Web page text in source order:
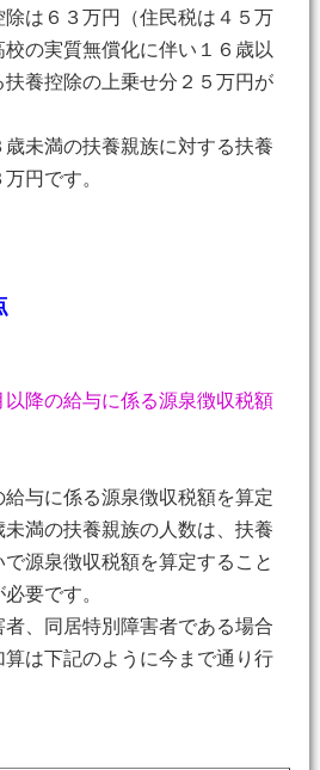
は６３万円（住民税は４５万
の実質無償化に伴い１６歳以
扶養控除の上乗せ分２５万円が
未満の扶養親族に対する扶養
円です。
以降の給与に係る源泉徴収税額
与に係る源泉徴収税額を算定
満の扶養親族の人数は、扶養
源泉徴収税額を算定すること
要です。
、同居特別障害者である場合
は下記のように今まで通り行